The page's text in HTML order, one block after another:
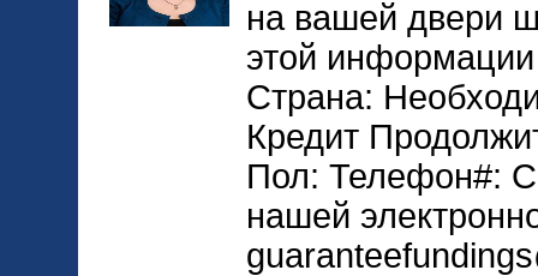
на вашей двери
этой
Страна:
Кредит
Пол: Телефон#:
нашей